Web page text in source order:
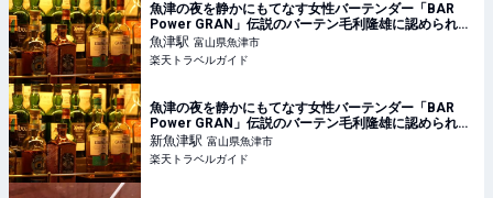
魚津の夜を静かにもてなす女性バーテンダー「BAR
Power GRAN」伝説のバーテン毛利隆雄に認められた
オーセンティックバー 【楽天トラベル】
魚津駅 富山県魚津市
楽天トラベルガイド
魚津の夜を静かにもてなす女性バーテンダー「BAR
Power GRAN」伝説のバーテン毛利隆雄に認められた
オーセンティックバー 【楽天トラベル】
新魚津駅 富山県魚津市
楽天トラベルガイド